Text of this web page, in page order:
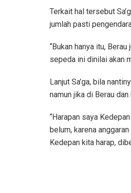
Terkait hal tersebut
jumlah pasti
“Bukan hanya itu,
sepeda ini dinilai akan
Lanjut Sa’ga, bila
namun jika di Berau
“Harapan saya
belum, karena
Kedepan kita harap,